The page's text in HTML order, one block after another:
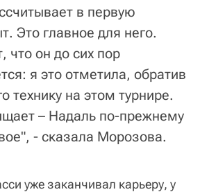
в первую
Это главное для него.
что он до сих пор
я это отметила, обратив
технику на этом турнире.
– Надаль по-прежнему
- сказала Морозова.
уже заканчивал карьеру, у